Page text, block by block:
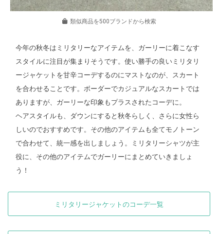
類似商品を500ブランドから検索
今年の秋冬はミリタリーなアイテムを、ガーリーに着こなす
スタイルに注目が集まりそうです。使い勝手の良いミリタリ
ージャケットを甘辛コーデするのにマストなのが、スカート
を合わせることです。ボーダーでカジュアルなスカートでは
ありますが、ガーリーな印象もプラスされたコーデに。
ヘアスタイルも、ダウンにすると秋冬らしく、さらに女性ら
しいのでおすすめです。その他のアイテムも全てモノトーン
で合わせて、統一感を出しましょう。ミリタリーシャツが主
役に、その他のアイテムでガーリーにまとめていきましょ
う！
ミリタリージャケットのコーデ一覧